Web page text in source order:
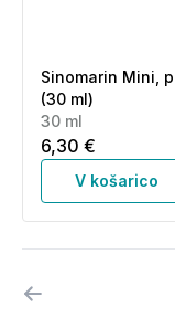
Sinomarin Mini,
(30 ml)
30 ml
6,30 €
V košarico